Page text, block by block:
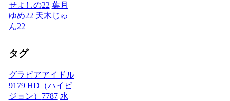
せよしの22 葉月
ゆめ22 天木じゅ
ん22
タグ
グラビアアイドル
9179 HD（ハイビ
ジョン） 7787 水